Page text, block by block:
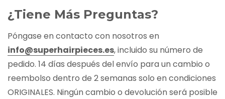
¿Tiene Más Preguntas?
Póngase en contacto con nosotros en
info@superhairpieces.es, incluido su número de
pedido. 14 días después del envío para un cambio o
reembolso dentro de 2 semanas solo en condiciones
ORIGINALES. Ningún cambio o devolución será posible